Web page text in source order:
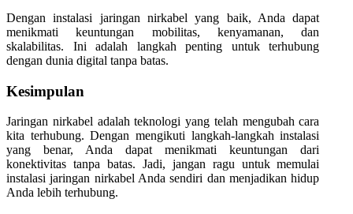
Dengan instalasi jaringan nirkabel yang baik, Anda dapat
menikmati keuntungan mobilitas, kenyamanan, dan
skalabilitas. Ini adalah langkah penting untuk terhubung
dengan dunia digital tanpa batas.
Kesimpulan
Jaringan nirkabel adalah teknologi yang telah mengubah cara
kita terhubung. Dengan mengikuti langkah-langkah instalasi
yang benar, Anda dapat menikmati keuntungan dari
konektivitas tanpa batas. Jadi, jangan ragu untuk memulai
instalasi jaringan nirkabel Anda sendiri dan menjadikan hidup
Anda lebih terhubung.